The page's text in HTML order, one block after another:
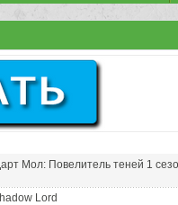
Мол: Повелитель теней 1
Lord